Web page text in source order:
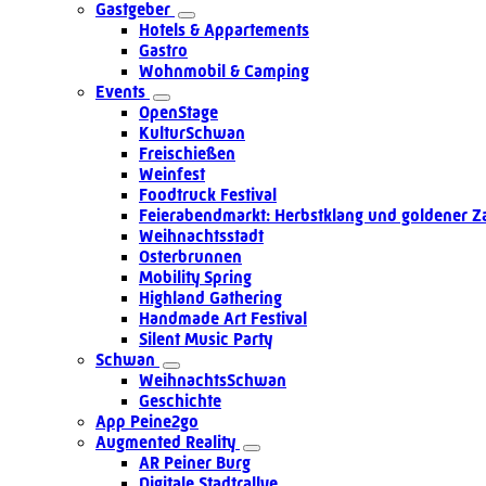
Gastgeber
Hotels & Appartements
Gastro
Wohnmobil & Camping
Events
OpenStage
KulturSchwan
Freischießen
Weinfest
Foodtruck Festival
Feierabendmarkt: Herbstklang und goldener
Weihnachtsstadt
Osterbrunnen
Mobility Spring
Highland Gathering
Handmade Art Festival
Silent Music Party
Schwan
WeihnachtsSchwan
Geschichte
App Peine2go
Augmented Reality
AR Peiner Burg